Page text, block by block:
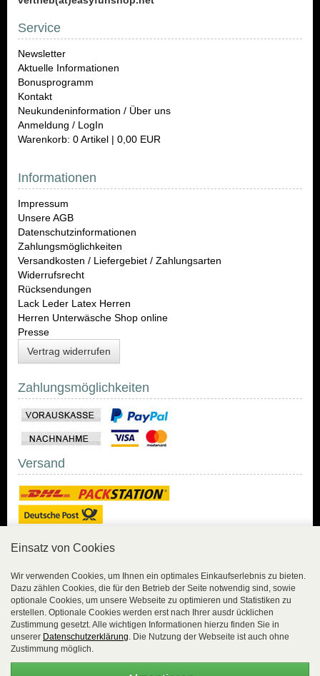
Service
Newsletter
Aktuelle Informationen
Bonusprogramm
Kontakt
Neukundeninformation / Über uns
Anmeldung / LogIn
Warenkorb: 0 Artikel | 0,00 EUR
Informationen
Impressum
Unsere AGB
Datenschutzinformationen
Zahlungsmöglichkeiten
Versandkosten / Liefergebiet / Zahlungsarten
Widerrufsrecht
Rücksendungen
Lack Leder Latex Herren
Herren Unterwäsche Shop online
Presse
Vertrag widerrufen
Zahlungsmöglichkeiten
Versand
Sicher Einkaufen mit
Trusted Shops und
Geld-zurück-Garantie.
Einsatz von Cookies
Wir verwenden Cookies, um Ihnen ein optimales Einkaufserlebnis zu bieten.
Dazu zählen Cookies, die für den Betrieb der Seite notwendig sind, sowie
optionale Cookies, um unsere Webseite zu optimieren und Statistiken zu
erstellen. Optionale Cookies werden erst nach Ihrer ausdr ücklichen
Zustimmung gesetzt. Alle wichtigen Informationen hierzu finden Sie in
unserer Datenschutzerklärung. Die Nutzung der Webseite ist auch ohne
Zustimmung möglich.